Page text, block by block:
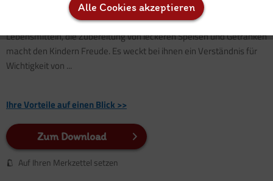
Das gemeinsame spielerische Erkunden und Erfahren von
Lebensmitteln, die Zubereitung von leckeren Speisen und Getränken
macht den Kindern Freude. Es weckt bei ihnen ein Verständnis für
Wichtigkeit von ...
Ihre Vorteile auf einen Blick >>
Zum Download
Auf Ihren Merkzettel setzen
Inaktiv
Alle Cookies akzeptieren